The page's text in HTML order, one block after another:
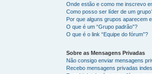
Onde estão e como me inscrevo
Como posso ser líder de um
Por que alguns grupos aparecem
O que é um “Grupo padrão”?
O que é o link “Equipe do fórum”?
Sobre as Mensagens Privadas
Não consigo enviar mensagens
Recebo mensagens privadas